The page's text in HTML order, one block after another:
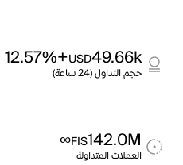
49.66k
USD
+12.57%
حجم التداول (24 ساعة)
142.0M
FIS
∞
العملات المتداولة